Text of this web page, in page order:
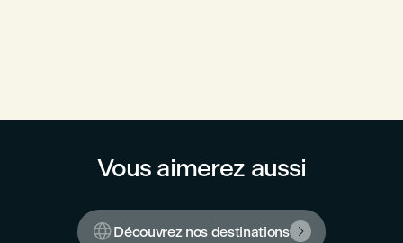
Vous aimerez aussi
Découvrez nos destinations 